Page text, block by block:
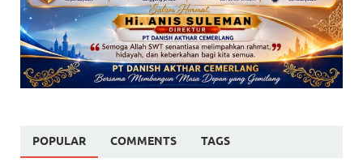
POPULAR COMMENTS TAGS